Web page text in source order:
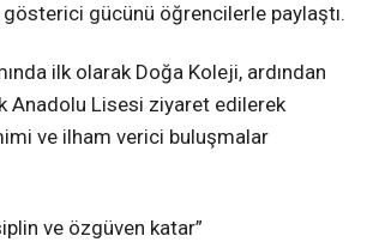
gücünü öğrencilerle paylaştı.
ilk olarak Doğa Koleji, ardından
Anadolu Lisesi ziyaret edilerek
ve ilham verici buluşmalar
ve özgüven katar”